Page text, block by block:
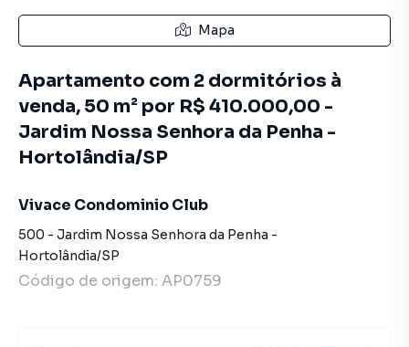
Mapa
Apartamento com 2 dormitórios à
venda, 50 m² por R$ 410.000,00 -
Jardim Nossa Senhora da Penha -
Hortolândia/SP
Vivace Condominio Club
500 - Jardim Nossa Senhora da Penha -
Hortolândia/SP
Código de origem: AP0759